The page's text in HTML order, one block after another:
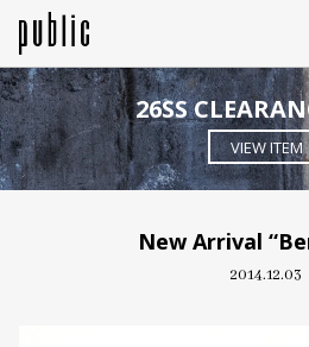
26SS
VIEW ITEM
New Arrival
2014.12.03